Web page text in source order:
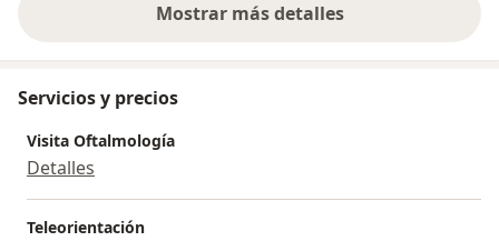
Mostrar más detalles
sobre la experiencia
Servicios y precios
Visita Oftalmología
Detalles
Teleorientación